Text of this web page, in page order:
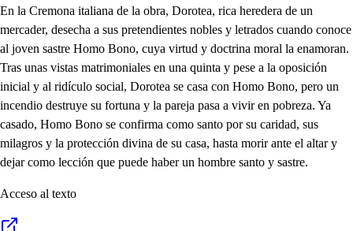
En la Cremona italiana de la obra, Dorotea, rica heredera de un
mercader, desecha a sus pretendientes nobles y letrados cuando conoce
al joven sastre Homo Bono, cuya virtud y doctrina moral la enamoran.
Tras unas vistas matrimoniales en una quinta y pese a la oposición
inicial y al ridículo social, Dorotea se casa con Homo Bono, pero un
incendio destruye su fortuna y la pareja pasa a vivir en pobreza. Ya
casado, Homo Bono se confirma como santo por su caridad, sus
milagros y la protección divina de su casa, hasta morir ante el altar y
dejar como lección que puede haber un hombre santo y sastre.
Acceso al texto